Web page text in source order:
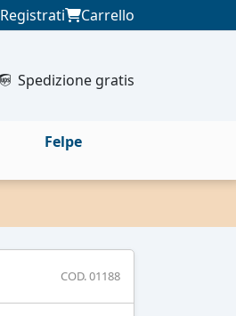
Registrati Carrello
Spedizione gratis
Felpe
COD. 01188